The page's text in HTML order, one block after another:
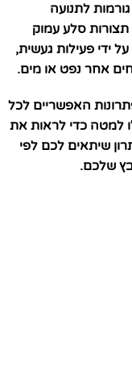
לתנועה
סלע עמוק
ידי פעילות געשית,
אחר נפט או מים.
האפשריים לכל
למטה כדי לראות את
שיתאים לכם לפי
שלכם.